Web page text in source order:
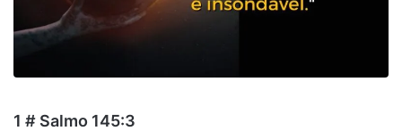
1 # Salmo 145:3